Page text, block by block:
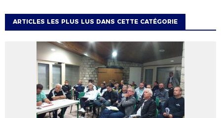
ARTICLES LES PLUS LUS DANS CETTE CATÉGORIE